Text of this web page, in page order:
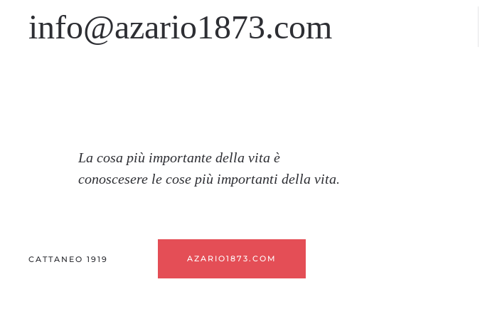
info@azario1873.com
La cosa più importante della vita è
conoscesere le cose più importanti della vita.
CATTANEO 1919 AZARIO1873.COM